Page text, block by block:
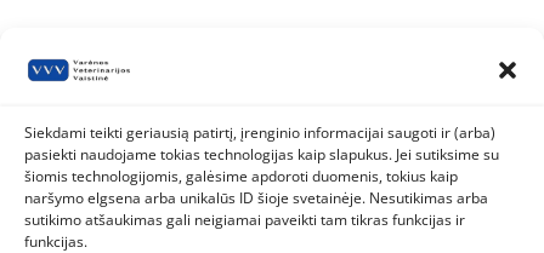
Siekdami teikti geriausią patirtį, įrenginio informacijai saugoti ir (arba)
pasiekti naudojame tokias technologijas kaip slapukus. Jei sutiksime su
šiomis technologijomis, galėsime apdoroti duomenis, tokius kaip
naršymo elgsena arba unikalūs ID šioje svetainėje. Nesutikimas arba
sutikimo atšaukimas gali neigiamai paveikti tam tikras funkcijas ir
funkcijas.
Kontaktai
Valstybinė maisto ir veterinarijos tarnyba
Siesikų g. 19 LT-07170 Vilnius
8 800 40 403
www.vmvt.lt